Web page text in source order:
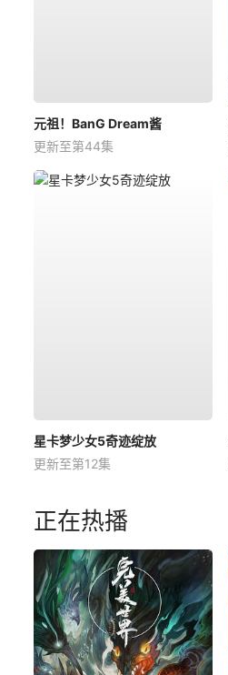
元祖！BanG Dream酱
更新至第44集
星卡梦少女5奇迹绽放
更新至第12集
正在热播